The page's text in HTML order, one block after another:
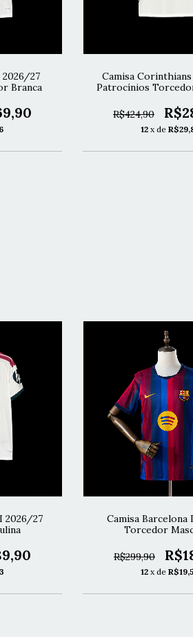
2026/27
Branca
Camisa
Patrocínios
R$424,90
12 x de
2026/27
Camisa Barcelona
Torcedor
R$299,90
12 x de